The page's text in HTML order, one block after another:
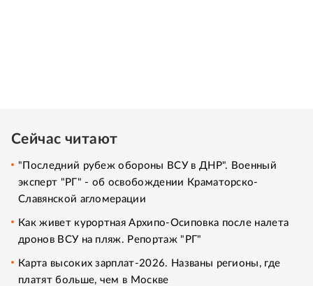
Сейчас читают
"Последний рубеж обороны ВСУ в ДНР". Военный
эксперт "РГ" - об освобождении Краматорско-
Славянской агломерации
Как живет курортная Архипо-Осиповка после налета
дронов ВСУ на пляж. Репортаж "РГ"
Карта высоких зарплат-2026. Названы регионы, где
платят больше, чем в Москве